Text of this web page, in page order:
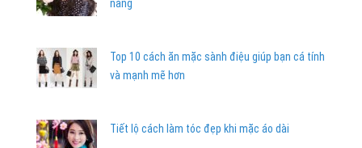
nàng
Top 10 cách ăn mặc sành điệu giúp bạn cá tính
và mạnh mẽ hơn
Tiết lộ cách làm tóc đẹp khi mặc áo dài